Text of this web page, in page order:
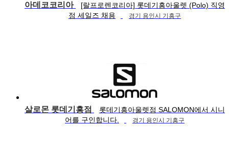
아데코코리아
[랄프로렌코리아] 롯데기흥아울렛 (Polo) 직영
점 세일즈 채용
경기 용인시 기흥구
살로몬 롯데기흥점
롯데기흥아울렛점 SALOMON에서 시니
어를 구인합니다.
경기 용인시 기흥구